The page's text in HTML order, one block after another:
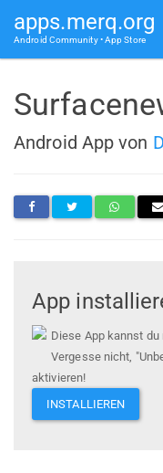
apps.merq.org
Android Community • App Store
Android App von
App
Diese App kannst
Vergesse nicht,
aktivieren!
INSTALLIEREN